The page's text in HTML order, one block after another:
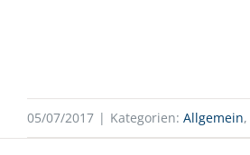
05/07/2017 | Kategorien: Allgemein,